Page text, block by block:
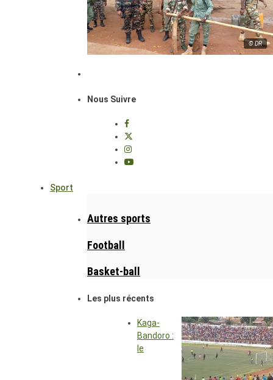
© DR
Nous Suivre
Sport
Autres sports
Football
Basket-ball
Les plus récents
Kaga-
Bandoro :
le